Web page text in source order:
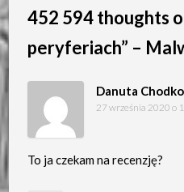
452 594 thoughts
peryferiach” –
Danuta
27 września 2020 o
To ja czekam na recenzję?